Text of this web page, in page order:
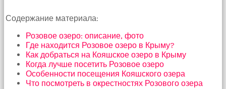
olamıyordum
sikiş
kadın
süreliğine
ortadan
kaybolduğunda
Содержание материала:
Розовое озеро: описание, фото
Где находится Розовое озеро в Крыму?
Как добраться на Кояшское озеро в Крыму
Когда лучше посетить Розовое озеро
Особенности посещения Кояшского озера
Что посмотреть в окрестностях Розового озера